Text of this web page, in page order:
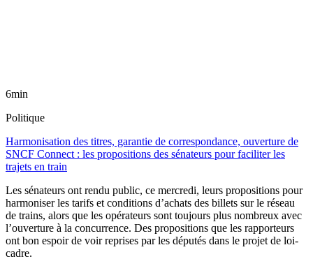
6min
Politique
Harmonisation des titres, garantie de correspondance, ouverture de
SNCF Connect : les propositions des sénateurs pour faciliter les
trajets en train
Les sénateurs ont rendu public, ce mercredi, leurs propositions pour
harmoniser les tarifs et conditions d’achats des billets sur le réseau
de trains, alors que les opérateurs sont toujours plus nombreux avec
l’ouverture à la concurrence. Des propositions que les rapporteurs
ont bon espoir de voir reprises par les députés dans le projet de loi-
cadre.